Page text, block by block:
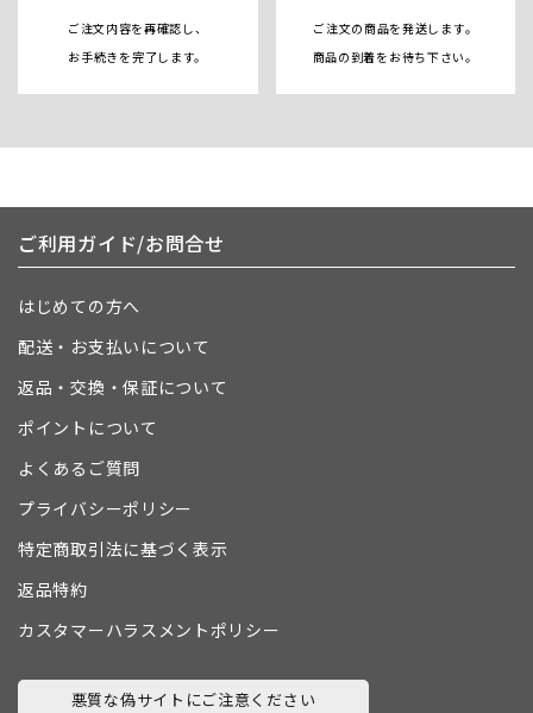
ご注文内容を再確認し、
お手続きを完了します。
ご注文の商品を発送します。
商品の到着をお待ち下さい。
ご利用ガイド/お問合せ
はじめての方へ
配送・お支払いについて
返品・交換・保証について
ポイントについて
よくあるご質問
プライバシーポリシー
特定商取引法に基づく表示
返品特約
カスタマーハラスメントポリシー
悪質な偽サイトにご注意ください